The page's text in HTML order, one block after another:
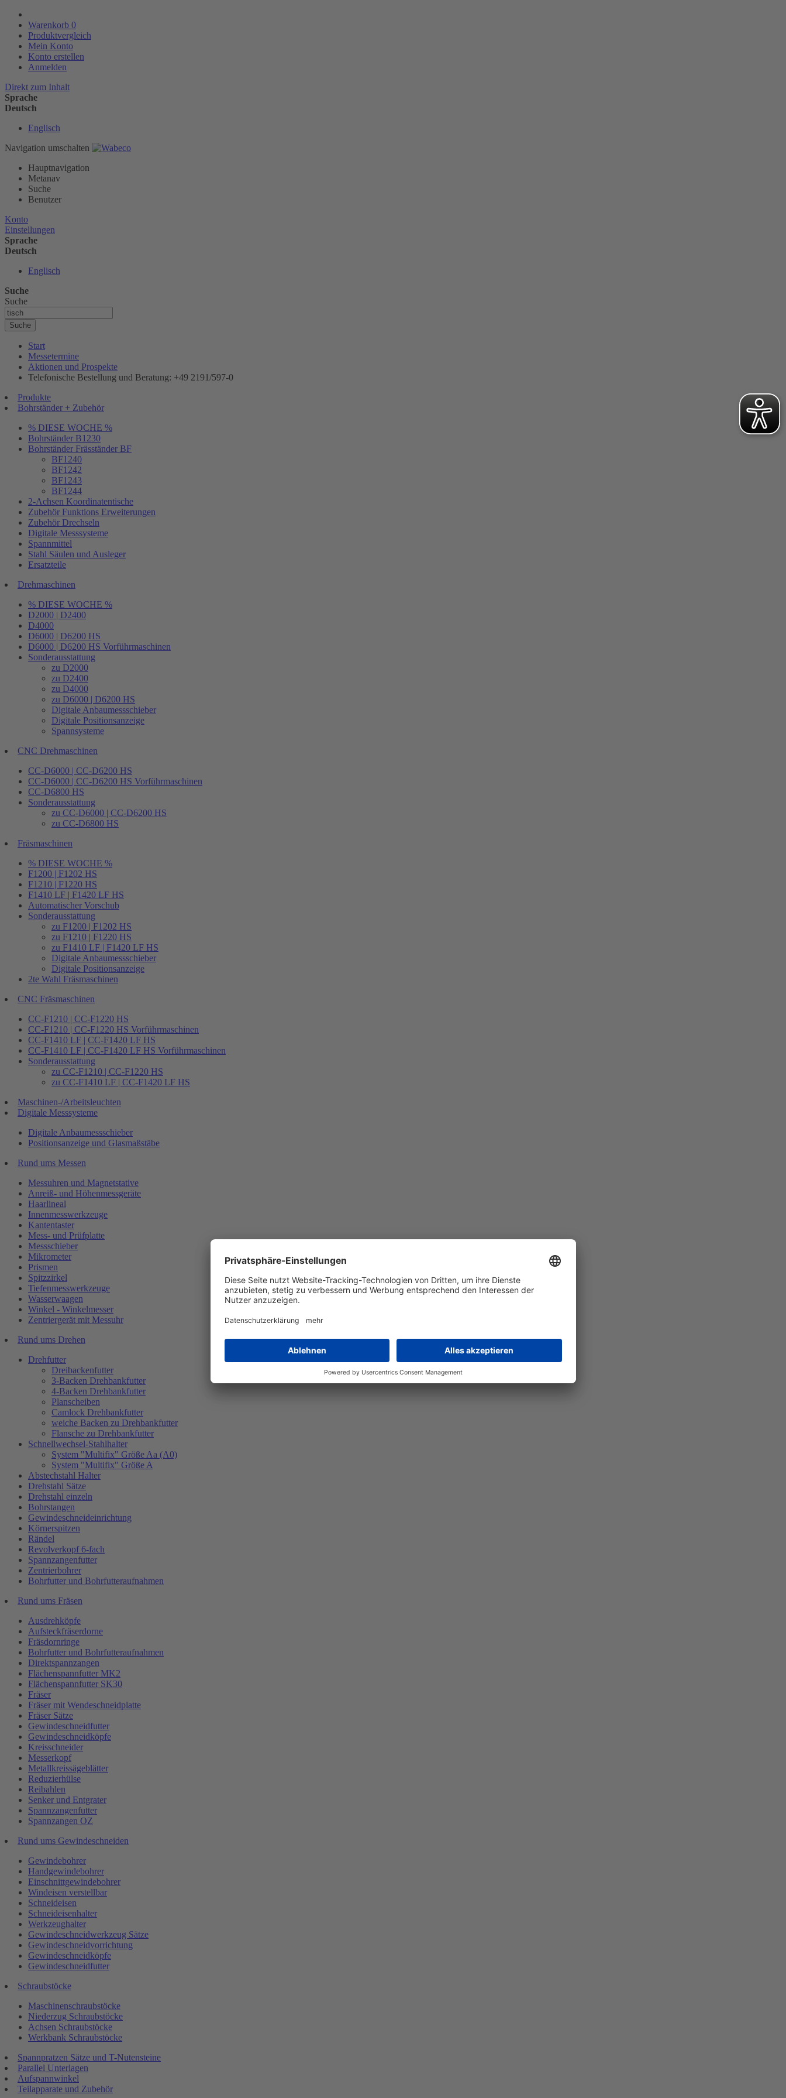
Warenkorb 0
Produktvergleich
Mein Konto
Konto erstellen
Anmelden
Direkt zum Inhalt
Sprache
Deutsch
Englisch
Navigation umschalten
Hauptnavigation
Metanav
Suche
Benutzer
Konto
Einstellungen
Sprache
Deutsch
Englisch
Suche
Suche
Suche
Start
Messetermine
Aktionen und Prospekte
Telefonische Bestellung und Beratung: +49 2191/597-0
Produkte
Bohrständer + Zubehör
% DIESE WOCHE %
Bohrständer B1230
Bohrständer Fräsständer BF
BF1240
BF1242
BF1243
BF1244
2-Achsen Koordinatentische
Zubehör Funktions Erweiterungen
Zubehör Drechseln
Digitale Messsysteme
Spannmittel
Stahl Säulen und Ausleger
Ersatzteile
Drehmaschinen
% DIESE WOCHE %
D2000 | D2400
D4000
D6000 | D6200 HS
D6000 | D6200 HS Vorführmaschinen
Sonderausstattung
zu D2000
zu D2400
zu D4000
zu D6000 | D6200 HS
Digitale Anbaumessschieber
Digitale Positionsanzeige
Spannsysteme
CNC Drehmaschinen
CC-D6000 | CC-D6200 HS
CC-D6000 | CC-D6200 HS Vorführmaschinen
CC-D6800 HS
Sonderausstattung
zu CC-D6000 | CC-D6200 HS
zu CC-D6800 HS
Fräsmaschinen
% DIESE WOCHE %
F1200 | F1202 HS
F1210 | F1220 HS
F1410 LF | F1420 LF HS
Automatischer Vorschub
Sonderausstattung
zu F1200 | F1202 HS
zu F1210 | F1220 HS
zu F1410 LF | F1420 LF HS
Digitale Anbaumessschieber
Digitale Positionsanzeige
2te Wahl Fräsmaschinen
CNC Fräsmaschinen
CC-F1210 | CC-F1220 HS
CC-F1210 | CC-F1220 HS Vorführmaschinen
CC-F1410 LF | CC-F1420 LF HS
CC-F1410 LF | CC-F1420 LF HS Vorführmaschinen
Sonderausstattung
zu CC-F1210 | CC-F1220 HS
zu CC-F1410 LF | CC-F1420 LF HS
Maschinen-/Arbeitsleuchten
Digitale Messsysteme
Digitale Anbaumessschieber
Positionsanzeige und Glasmaßstäbe
Rund ums Messen
Messuhren und Magnetstative
Anreiß- und Höhenmessgeräte
Haarlineal
Innenmesswerkzeuge
Kantentaster
Mess- und Prüfplatte
Messschieber
Mikrometer
Prismen
Spitzzirkel
Tiefenmesswerkzeuge
Wasserwaagen
Winkel - Winkelmesser
Zentriergerät mit Messuhr
Rund ums Drehen
Drehfutter
Dreibackenfutter
3-Backen Drehbankfutter
4-Backen Drehbankfutter
Planscheiben
Camlock Drehbankfutter
weiche Backen zu Drehbankfutter
Flansche zu Drehbankfutter
Schnellwechsel-Stahlhalter
System "Multifix" Größe Aa (A0)
System "Multifix" Größe A
Abstechstahl Halter
Drehstahl Sätze
Drehstahl einzeln
Bohrstangen
Gewindeschneideinrichtung
Körnerspitzen
Rändel
Revolverkopf 6-fach
Spannzangenfutter
Zentrierbohrer
Bohrfutter und Bohrfutteraufnahmen
Rund ums Fräsen
Ausdrehköpfe
Aufsteckfräserdorne
Fräsdornringe
Bohrfutter und Bohrfutteraufnahmen
Direktspannzangen
Flächenspannfutter MK2
Flächenspannfutter SK30
Fräser
Fräser mit Wendeschneidplatte
Fräser Sätze
Gewindeschneidfutter
Gewindeschneidköpfe
Kreisschneider
Messerkopf
Metallkreissägeblätter
Reduzierhülse
Reibahlen
Senker und Entgrater
Spannzangenfutter
Spannzangen OZ
Rund ums Gewindeschneiden
Gewindebohrer
Handgewindebohrer
Einschnittgewindebohrer
Windeisen verstellbar
Schneideisen
Schneideisenhalter
Werkzeughalter
Gewindeschneidwerkzeug Sätze
Gewindeschneidvorrichtung
Gewindeschneidköpfe
Gewindeschneidfutter
Schraubstöcke
Maschinenschraubstöcke
Niederzug Schraubstöcke
Achsen Schraubstöcke
Werkbank Schraubstöcke
Spannpratzen Sätze und T-Nutensteine
Parallel Unterlagen
Aufspannwinkel
Teilapparate und Zubehör